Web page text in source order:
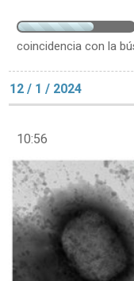
coincidencia con la
12 / 1 / 2024
10:56